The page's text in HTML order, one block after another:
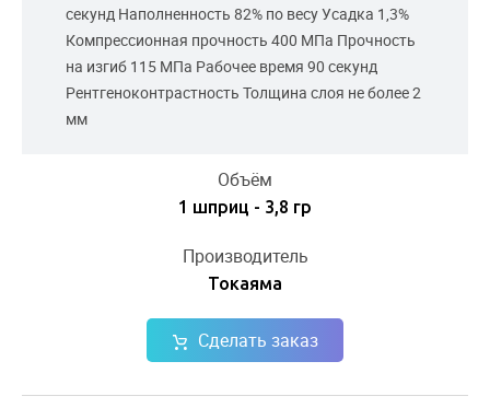
Объём
1 шприц - 3,8 гр
Производитель
Токаяма
Сделать заказ
секунд Наполненность 82% по весу Усадка 1,3%
Компрессионная прочность 400 МПа Прочность
на изгиб 115 МПа Рабочее время 90 секунд
Рентгеноконтрастность Толщина слоя не более 2
мм